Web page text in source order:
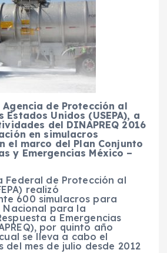
de Protección al
Estados Unidos (USEPA), a
del DINAPREQ 2016
en simulacros
el marco del Plan Conjunto
y Emergencias México –
Federal de Protección al
realizó
600 simulacros para
Nacional para la
a Emergencias
por quinto año
se lleva a cabo el
del mes de julio desde 2012